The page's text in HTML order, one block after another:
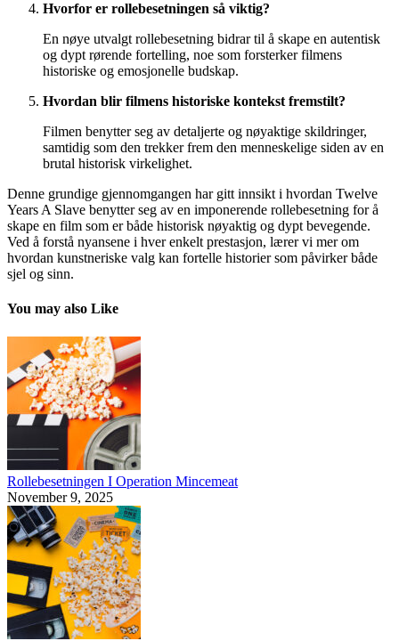
Hvorfor er rollebesetningen så viktig?
En nøye utvalgt rollebesetning bidrar til å skape en autentisk
og dypt rørende fortelling, noe som forsterker filmens
historiske og emosjonelle budskap.
Hvordan blir filmens historiske kontekst fremstilt?
Filmen benytter seg av detaljerte og nøyaktige skildringer,
samtidig som den trekker frem den menneskelige siden av en
brutal historisk virkelighet.
Denne grundige gjennomgangen har gitt innsikt i hvordan Twelve
Years A Slave benytter seg av en imponerende rollebesetning for å
skape en film som er både historisk nøyaktig og dypt bevegende.
Ved å forstå nyansene i hver enkelt prestasjon, lærer vi mer om
hvordan kunstneriske valg kan fortelle historier som påvirker både
sjel og sinn.
You may also Like
Rollebesetningen I Operation Mincemeat
November 9, 2025